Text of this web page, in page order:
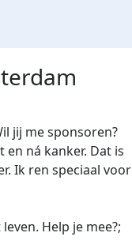
jij me sponsoren?
en ná kanker. Dat is
Ik ren speciaal voor
Help je mee?;